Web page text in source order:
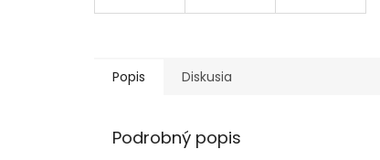
Popis Diskusia
Podrobný popis